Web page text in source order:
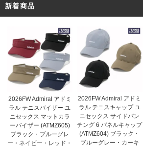
新着商品
2026FW Admiral アドミ
ラル テニスバイザー ユ
ニセックス マットカラ
ーバイザー (ATMZ605)
ブラック・ブルーグレ
ー・ネイビー・レッド・
2026FW Admiral アドミ
ラル テニスキャップ ユ
ニセックス サイドパン
チング 6 パネルキャップ
(ATMZ604) ブラック・
ブルーグレー・カーキ